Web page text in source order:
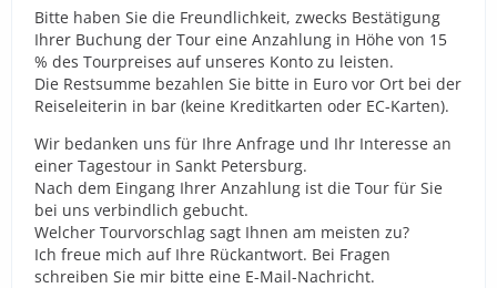
Bitte haben Sie die Freundlichkeit, zwecks Bestätigung
Ihrer Buchung der Tour eine Anzahlung in Höhe von 15
% des Tourpreises auf unseres Konto zu leisten.
Die Restsumme bezahlen Sie bitte in Euro vor Ort bei der
Reiseleiterin in bar (keine Kreditkarten oder EC-Karten).
Wir bedanken uns für Ihre Anfrage und Ihr Interesse an
einer Tagestour in Sankt Petersburg.
Nach dem Eingang Ihrer Anzahlung ist die Tour für Sie
bei uns verbindlich gebucht.
Welcher Tourvorschlag sagt Ihnen am meisten zu?
Ich freue mich auf Ihre Rückantwort. Bei Fragen
schreiben Sie mir bitte eine E-Mail-Nachricht.